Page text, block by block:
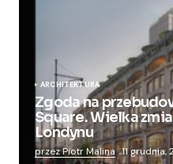
ARCHITEKTURA
Zgoda na
Square. Wielka
Londynu
przez Piotr Malina 11 grudnia,